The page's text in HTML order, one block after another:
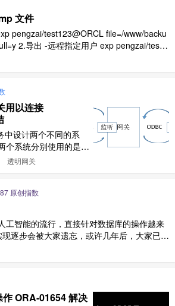
文件
pengzai/test123@ORCL file=/www/backu
2.导出 -远程指定用户 exp pengzai/test1
file=/www/backup/oracle/da ..
用以连接
中设计两个不同的系
个系统分别使用的是
库。现需要在系统 1
2、Oracle 透明网关
透明网关
87 原创指数
工智能的流行，直接针对数据库的操作越来
逐步会被大家遗忘，或许几年后，大家已经
逻辑了吧，不过假如你接到一个遗产类型
ORA-01654 解决